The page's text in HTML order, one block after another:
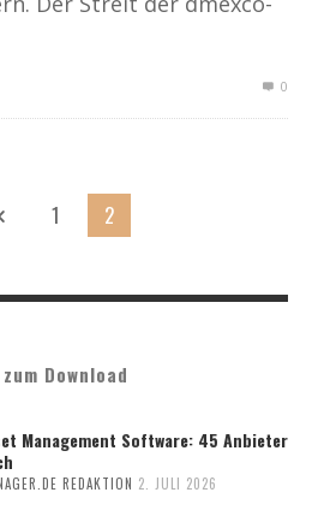
0
1 2
Download
Management Software: 45 Anbieter
REDAKTION 2. JULI 2026